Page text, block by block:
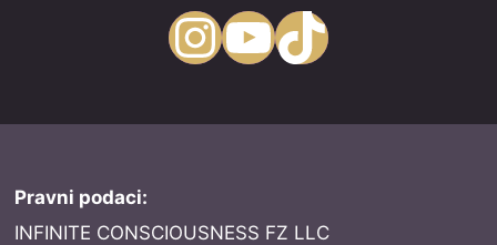
InstagramYouTube TikTok
Pravni podaci:
INFINITE CONSCIOUSNESS FZ LLC